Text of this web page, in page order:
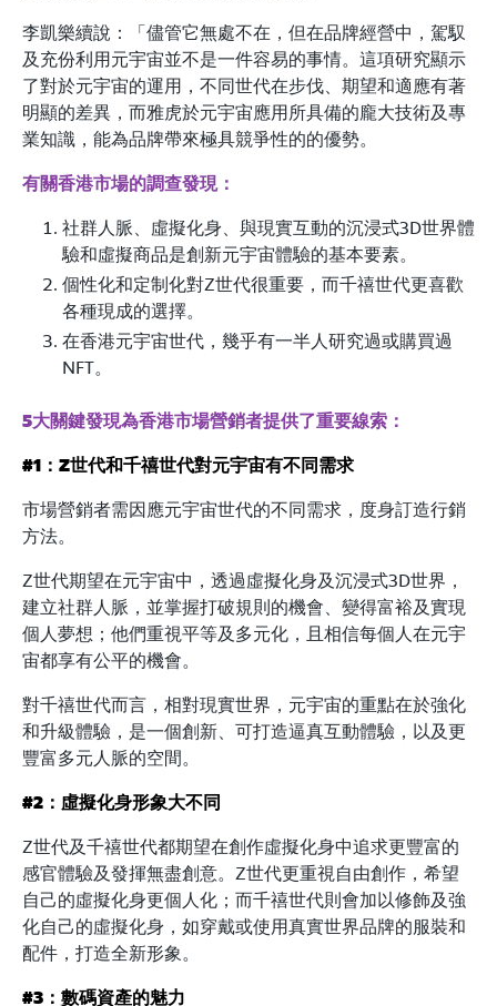
李凱樂續說：「儘管它無處不在，但在品牌經營中，駕馭
及充份利用元宇宙並不是一件容易的事情。這項研究顯示
了對於元宇宙的運用，不同世代在步伐、期望和適應有著
明顯的差異，而雅虎於元宇宙應用所具備的龐大技術及專
業知識，能為品牌帶來極具競爭性的的優勢。
有關香港市場的調查發現：
社群人脈、虛擬化身、與現實互動的沉浸式3D世界體
驗和虛擬商品是創新元宇宙體驗的基本要素。
個性化和定制化對Z世代很重要，而千禧世代更喜歡
各種現成的選擇。
在香港元宇宙世代，幾乎有一半人研究過或購買過
NFT。
5大關鍵發現為香港市場營銷者提供了重要線索：
#1：Z世代和千禧世代對元宇宙有不同需求
市場營銷者需因應元宇宙世代的不同需求，度身訂造行銷
方法。
Z世代期望在元宇宙中，透過虛擬化身及沉浸式3D世界，
建立社群人脈，並掌握打破規則的機會、變得富裕及實現
個人夢想；他們重視平等及多元化，且相信每個人在元宇
宙都享有公平的機會。
對千禧世代而言，相對現實世界，元宇宙的重點在於強化
和升級體驗，是一個創新、可打造逼真互動體驗，以及更
豐富多元人脈的空間。
#2：虛擬化身形象大不同
Z世代及千禧世代都期望在創作虛擬化身中追求更豐富的
感官體驗及發揮無盡創意。Z世代更重視自由創作，希望
自己的虛擬化身更個人化；而千禧世代則會加以修飾及強
化自己的虛擬化身，如穿戴或使用真實世界品牌的服裝和
配件，打造全新形象。
#3：數碼資產的魅力